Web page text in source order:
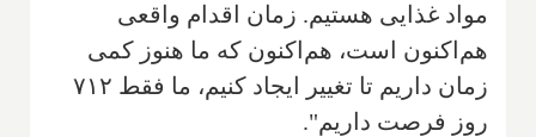
مواد غذایی هستیم. زمان اقدام واقعی
هم‌اکنون است، هم‌اکنون که ما هنوز کمی
زمان داریم تا تغییر ایجاد کنیم، ما فقط ۷۱۲
روز فرصت داریم".